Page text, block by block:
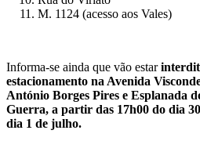
M. 1124 (acesso aos Vales)
Informa-se ainda que vão estar
estacionamento na Avenida
António Borges Pires e Esplanada
Guerra, a partir das 17h00 do dia
dia 1 de julho.